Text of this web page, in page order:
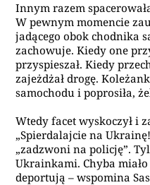
Innym razem
W pewnym momencie
jadącego obok chodnika
zachowuje. Kiedy one
przyspieszał. Kiedy
zajeżdżał drogę.
samochodu i poprosiła,
Wtedy facet wyskoczył i
„Spierdalajcie na
„zadzwoni na policję”.
Ukrainkami. Chyba
deportują – wspomina